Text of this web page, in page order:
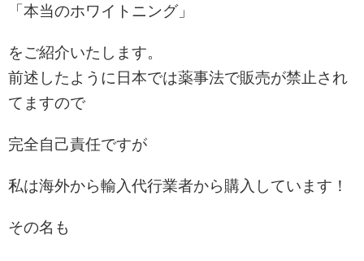
「本当のホワイトニング」
をご紹介いたします。
前述したように日本では薬事法で販売が禁止され
てますので
完全自己責任ですが
私は海外から輸入代行業者から購入しています！
その名も